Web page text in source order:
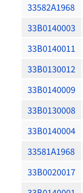
33582A1968
33B0140003
33B0140011
33B0130012
33B0140009
33B0130008
33B0140004
33581A1968
33B0020017